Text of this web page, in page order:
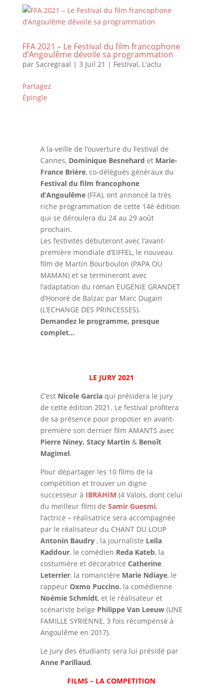
FFA 2021 – Le Festival du film francophone
d’Angoulême dévoile sa programmation
par Sacregraal | 3 Juil 21 | Festival, L'actu
Partagez
Épingle
A la veille de l’ouverture du Festival de
Cannes, Dominique Besnehard et Marie-
France Brière, co-délégués généraux du
Festival du film francophone
d’Angoulême(FFA), ont annoncé la très
riche programmation de cette 14è édition
qui se déroulera du 24 au 29 août
prochain.
Les festivités débuteront avec l’avant-
première mondiale d’EIFFEL, le nouveau
film de Martin Bourboulon (PAPA OU
MAMAN) et se termineront avec
l’adaptation du roman EUGENIE GRANDET
d’Honoré de Balzac par Marc Dugain
(L’ECHANGE DES PRINCESSES).
Demandez le programme, presque
complet…
LE JURY 2021
C’est Nicole Garciaqui présidera le jury
de cette édition 2021. Le festival profitera
de sa présence pour proposer en avant-
première son dernier film AMANTS avec
Pierre Niney, Stacy Martin &Benoît
Magimel.
Pour départager les 10 films de la
compétition et trouver un digne
successeur à IBRAHIM (4 Valois, dont celui
du meilleur film) de Samir Guesmi,
l’actrice – réalisatrice sera accompagnée
par le réalisateur du CHANT DU LOUP
Antonin Baudry, la journaliste Leïla
Kaddour, le comédien Reda Kateb, la
costumière et décoratrice Catherine
Leterrier, la romancière Marie Ndiaye, le
rappeur Oxmo Puccino, la comédienne
Noémie Schmidt, et le réalisateur et
scénariste belge Philippe Van Leeuw(UNE
FAMILLE SYRIENNE, 3 fois récompensé à
Angoulême en 2017).
Le jury des étudiants sera lui présidé par
Anne Parillaud.
FILMS – LA COMPETITION